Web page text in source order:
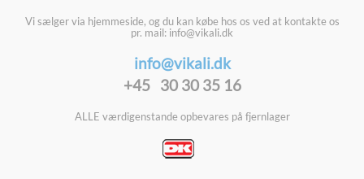
Vi sælger via hjemmeside, og du kan købe hos os ved at kontakte os
pr. mail: info@vikali.dk
info@vikali.dk
+45 30 30 35 16
ALLE værdigenstande opbevares på fjernlager